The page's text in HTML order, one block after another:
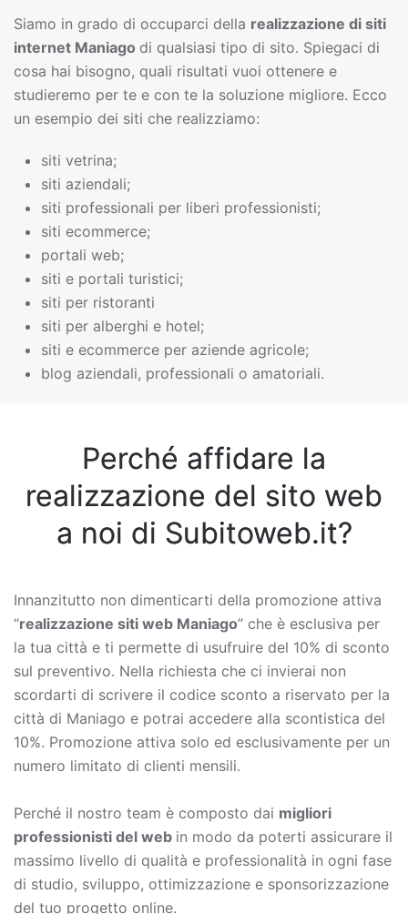
Siamo in grado di occuparci della realizzazione di siti
internet Maniago di qualsiasi tipo di sito. Spiegaci di
cosa hai bisogno, quali risultati vuoi ottenere e
studieremo per te e con te la soluzione migliore. Ecco
un esempio dei siti che realizziamo:
siti vetrina;
siti aziendali;
siti professionali per liberi professionisti;
siti ecommerce;
portali web;
siti e portali turistici;
siti per ristoranti
siti per alberghi e hotel;
siti e ecommerce per aziende agricole;
blog aziendali, professionali o amatoriali.
Perché affidare la
realizzazione del sito web
a noi di Subitoweb.it?
Innanzitutto non dimenticarti della promozione attiva
“realizzazione siti web Maniago” che è esclusiva per
la tua città e ti permette di usufruire del 10% di sconto
sul preventivo. Nella richiesta che ci invierai non
scordarti di scrivere il codice sconto a riservato per la
città di Maniago e potrai accedere alla scontistica del
10%. Promozione attiva solo ed esclusivamente per un
numero limitato di clienti mensili.
Perché il nostro team è composto dai migliori
professionisti del web in modo da poterti assicurare il
massimo livello di qualità e professionalità in ogni fase
di studio, sviluppo, ottimizzazione e sponsorizzazione
del tuo progetto online.